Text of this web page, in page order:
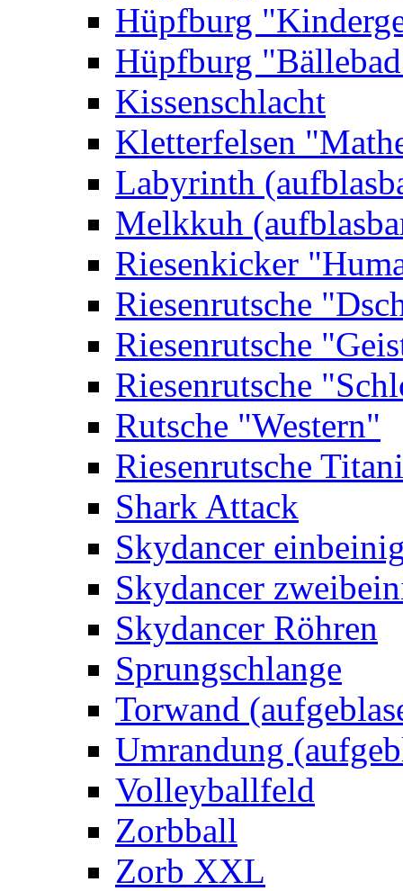
Hüpfburg
Hüpfburg
Kissenschlacht
Kletterfelsen
Labyrinth
Melkkuh
Riesenkicker
Riesenrutsche
Riesenrutsche
Riesenrutsche
Rutsche "Western"
Riesenrutsche
Shark Attack
Skydancer
Skydancer
Skydancer Röhren
Sprungschlange
Torwand
Umrandung
Volleyballfeld
Zorbball
Zorb XXL